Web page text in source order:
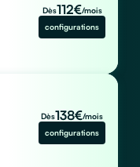
Dès112€/mois
configurations
Dès138€/mois
configurations